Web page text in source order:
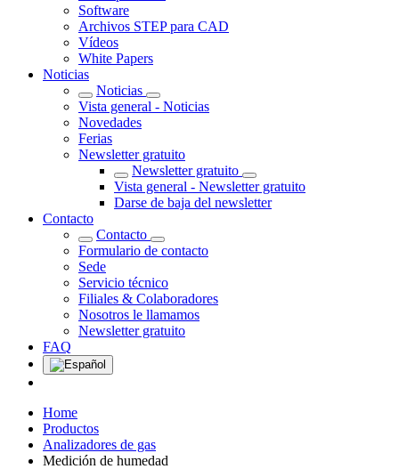
Software
Archivos STEP para CAD
Vídeos
White Papers
Noticias
Noticias
Vista general - Noticias
Novedades
Ferias
Newsletter gratuito
Newsletter gratuito
Vista general - Newsletter gratuito
Darse de baja del newsletter
Contacto
Contacto
Formulario de contacto
Sede
Servicio técnico
Filiales & Colaboradores
Nosotros le llamamos
Newsletter gratuito
FAQ
Home
Productos
Analizadores de gas
Medición de humedad